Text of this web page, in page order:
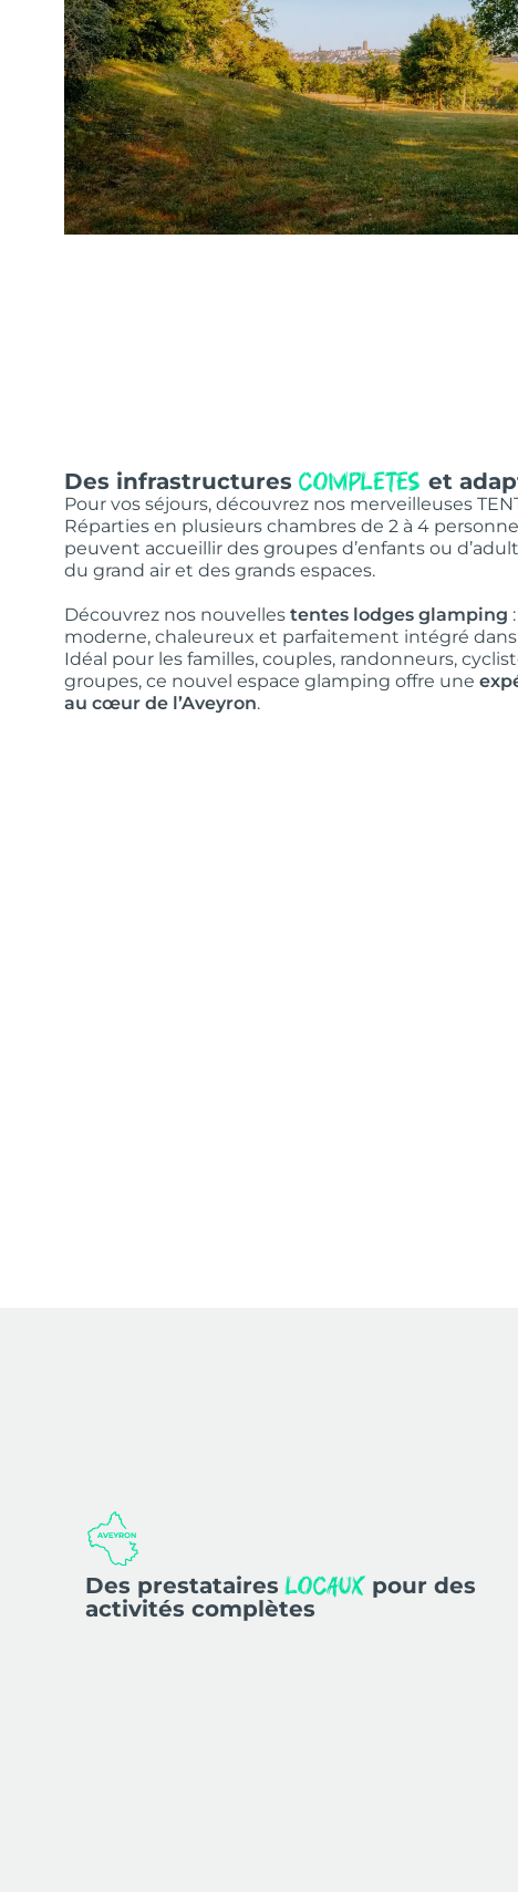
Des infrastructures completes et
Pour vos séjours, découvrez nos merveilleuses
Réparties en plusieurs chambres de 2 à 4
peuvent accueillir des groupes d’enfants ou
du grand air et des grands espaces.
Découvrez nos nouvelles tentes lodges glamping
moderne, chaleureux et parfaitement intégré
Idéal pour les familles, couples, randonneurs,
groupes, ce nouvel espace glamping offre une
au cœur de l’Aveyron.
Des prestataireslocaux pour des
activités complètes